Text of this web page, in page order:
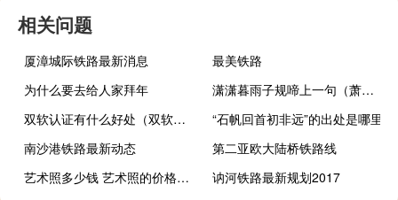
相关问题
厦漳城际铁路最新消息
最美铁路
为什么要去给人家拜年
潇潇暮雨子规啼上一句（萧萧暮雨子规啼）
双软认证有什么好处（双软认证是什么）
“石帆回首初非远”的出处是哪里
南沙港铁路最新动态
第二亚欧大陆桥铁路线
艺术照多少钱 艺术照的价格是多少？
讷河铁路最新规划2017